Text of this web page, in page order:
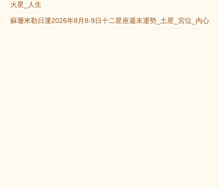
火星_人生
蘇珊米勒日運2026年8月8-9日十二星座週末運勢_土星_宮位_內心